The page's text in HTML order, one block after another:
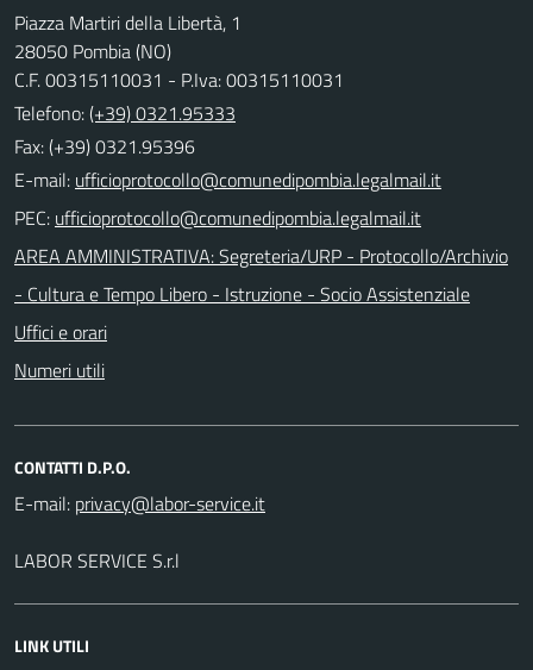
Piazza Martiri della Libertà, 1
28050 Pombia (NO)
C.F. 00315110031 - P.Iva: 00315110031
Telefono:(+39) 0321.95333
Fax: (+39) 0321.95396
E-mail:
PEC:
AREA AMMINISTRATIVA: Segreteria/URP - Protocollo/Archivio
- Cultura e Tempo Libero - Istruzione - Socio Assistenziale
Uffici e orari
Numeri utili
CONTATTI D.P.O.
E-mail:
LABOR SERVICE S.r.l
LINK UTILI